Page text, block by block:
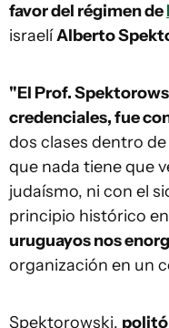
favor del régimen de
israelíAlberto
"El Prof.
credenciales, fue
dos clases dentro
que nada tiene que
judaísmo, ni con el
principio histórico
uruguayos nos
organización en un
Spektorowski,